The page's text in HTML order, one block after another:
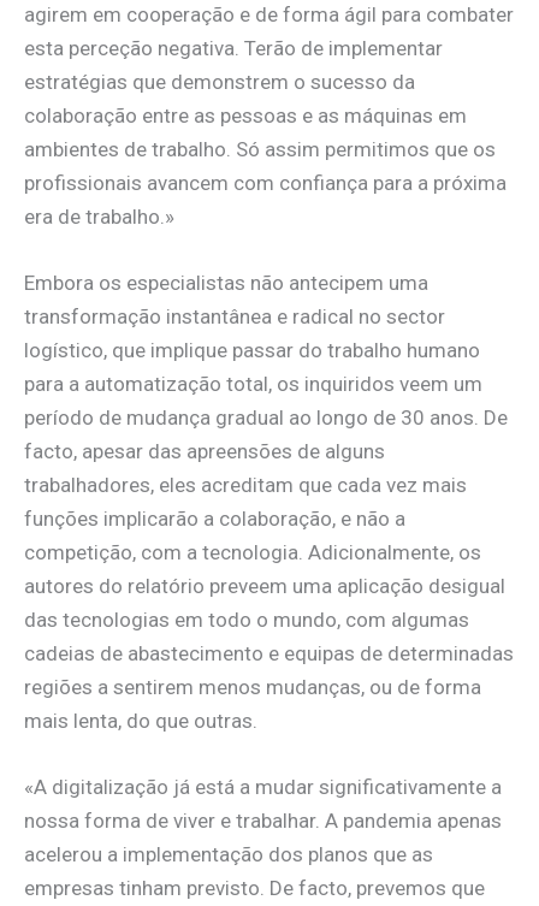
agirem em cooperação e de forma ágil para combater
esta perceção negativa. Terão de implementar
estratégias que demonstrem o sucesso da
colaboração entre as pessoas e as máquinas em
ambientes de trabalho. Só assim permitimos que os
profissionais avancem com confiança para a próxima
era de trabalho.»
Embora os especialistas não antecipem uma
transformação instantânea e radical no sector
logístico, que implique passar do trabalho humano
para a automatização total, os inquiridos veem um
período de mudança gradual ao longo de 30 anos. De
facto, apesar das apreensões de alguns
trabalhadores, eles acreditam que cada vez mais
funções implicarão a colaboração, e não a
competição, com a tecnologia. Adicionalmente, os
autores do relatório preveem uma aplicação desigual
das tecnologias em todo o mundo, com algumas
cadeias de abastecimento e equipas de determinadas
regiões a sentirem menos mudanças, ou de forma
mais lenta, do que outras.
«A digitalização já está a mudar significativamente a
nossa forma de viver e trabalhar. A pandemia apenas
acelerou a implementação dos planos que as
empresas tinham previsto. De facto, prevemos que